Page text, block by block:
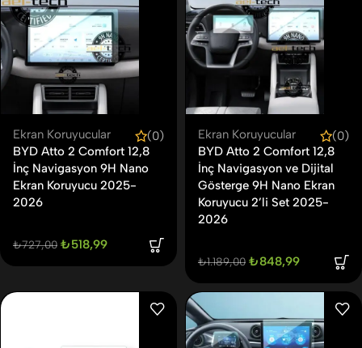
Ekran Koruyucular
(0)
BYD Atto 2 Comfort 12,8
İnç Navigasyon 9H Nano
Ekran Koruyucu 2025-
2026
₺727,00 ₺518,99
Ekran Koruyucular
(0)
BYD Atto 2 Comfort 12,8
İnç Navigasyon ve Dijital
Gösterge 9H Nano Ekran
Koruyucu 2’li Set 2025-
2026
₺1.189,00 ₺848,99